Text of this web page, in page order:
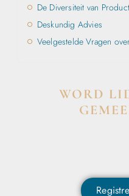
De Diversiteit van
Deskundig Advies
Veelgestelde Vragen
WORD